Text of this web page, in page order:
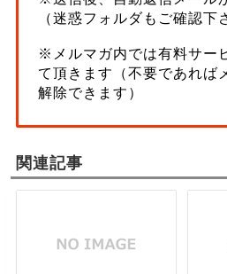
（迷惑フォルダもご確認下
※メルマガ内では有料サー
て頂きます（不要であれば
解除できます）
関連記事